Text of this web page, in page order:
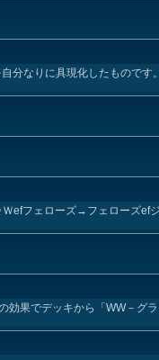
分なりに具現化したもので
efフェローズ→フェローズef
果でデッキから「WW－グ